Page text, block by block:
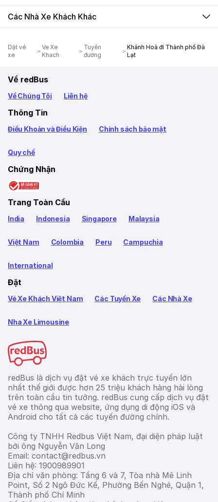
Các Nhà Xe Khách Khác
Dặt vé
xe
Ve Xe
Khach
Tuyến
đường
Khánh Hoà đi Thành phố Đà
Lạt
Về redBus
Về Chúng Tôi Liên hệ
Thông Tin
Điều Khoản và Điều Kiện Chính sách bảo mật
Quy chế
Chứng Nhận
Trang Toàn Cầu
India Indonesia Singapore Malaysia
Việt Nam Colombia Peru Campuchia
International
Đặt
Vé Xe Khách Việt Nam Các Tuyến Xe Các Nhà Xe
Nha Xe Limousine
redBus là dịch vụ đặt vé xe khách trực tuyến lớn
nhất thế giới được hơn 25 triệu khách hàng hài lòng
trên toàn cầu tin tưởng. redBus cung cấp dịch vụ đặt
vé xe thông qua website, ứng dụng di động iOS và
Android cho tất cả các tuyến đường chính.
Công ty TNHH Redbus Việt Nam, đại diện pháp luật
bởi ông Nguyễn Văn Long
Email: contact@redbus.vn
Liên hệ: 1900989901
Địa chỉ văn phòng: Tầng 6 và 7, Tòa nhà Mê Linh
Point, Số 2 Ngô Đức Kế, Phường Bến Nghé, Quận 1,
Thành phố Chí Minh